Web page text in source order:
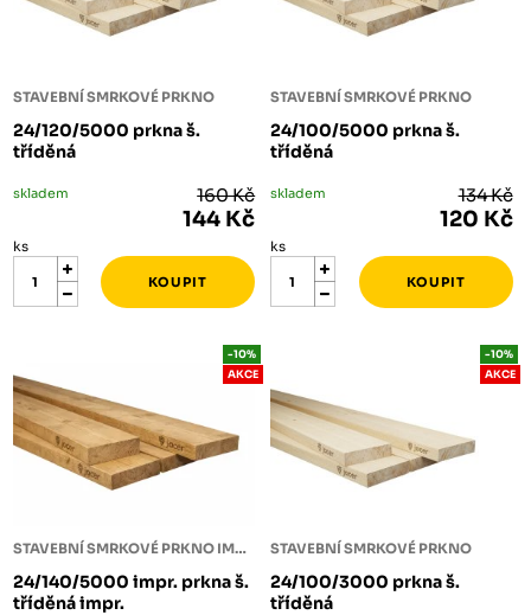
STAVEBNÍ SMRKOVÉ PRKNO
24/120/5000 prkna š.
tříděná
skladem 160 Kč
144 Kč
ks
STAVEBNÍ SMRKOVÉ PRKNO
24/100/5000 prkna š.
tříděná
skladem 134 Kč
120 Kč
ks
STAVEBNÍ SMRKOVÉ PRKNO IMPREGNOVANÉ
24/140/5000 impr. prkna š.
tříděná impr.
-10%
AKCE
STAVEBNÍ SMRKOVÉ PRKNO
24/100/3000 prkna š.
tříděná
-10%
AKCE